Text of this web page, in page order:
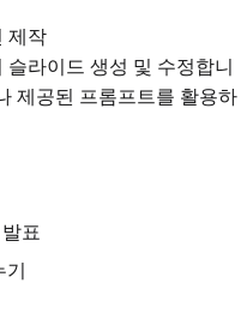
제작
라이드 생성 및 수정합니
제공된 프롬프트를 활용하
표